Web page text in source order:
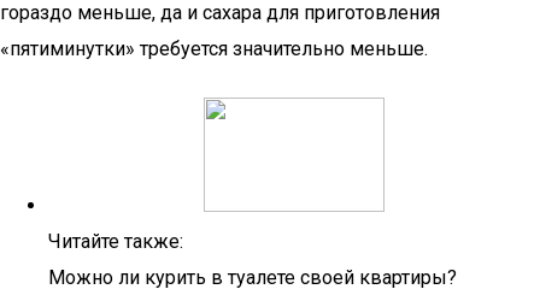
гораздо меньше, да и сахара для приготовления
«пятиминутки» требуется значительно меньше.
Читайте также:
Можно ли курить в туалете своей квартиры?